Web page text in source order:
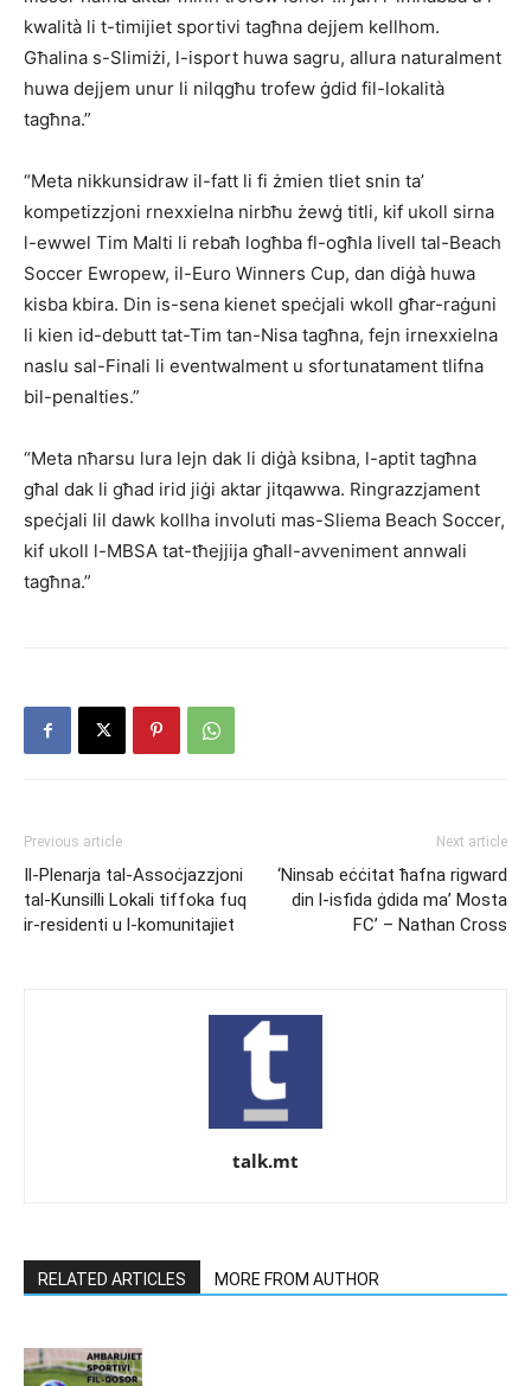
kwalità li t-timijiet sportivi tagħna dejjem kellhom.
Għalina s-Slimiżi, l-isport huwa sagru, allura naturalment
huwa dejjem unur li nilqgħu trofew ġdid fil-lokalità
tagħna.”
“Meta nikkunsidraw il-fatt li fi żmien tliet snin ta’
kompetizzjoni rnexxielna nirbħu żewġ titli, kif ukoll sirna
l-ewwel Tim Malti li rebaħ logħba fl-ogħla livell tal-Beach
Soccer Ewropew, il-Euro Winners Cup, dan diġà huwa
kisba kbira. Din is-sena kienet speċjali wkoll għar-raġuni
li kien id-debutt tat-Tim tan-Nisa tagħna, fejn irnexxielna
naslu sal-Finali li eventwalment u sfortunatament tlifna
bil-penalties.”
“Meta nħarsu lura lejn dak li diġà ksibna, l-aptit tagħna
għal dak li għad irid jiġi aktar jitqawwa. Ringrazzjament
speċjali lil dawk kollha involuti mas-Sliema Beach Soccer,
kif ukoll l-MBSA tat-tħejjija għall-avveniment annwali
tagħna.”
Previous article
Il-Plenarja tal-Assoċjazzjoni
tal-Kunsilli Lokali tiffoka fuq
ir-residenti u l-komunitajiet
Next article
‘Ninsab eċċitat ħafna rigward
din l-isfida ġdida ma’ Mosta
FC’ – Nathan Cross
talk.mt
RELATED ARTICLES MORE FROM AUTHOR